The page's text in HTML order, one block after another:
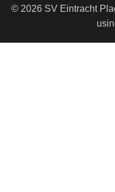
© 2026 SV Eintracht